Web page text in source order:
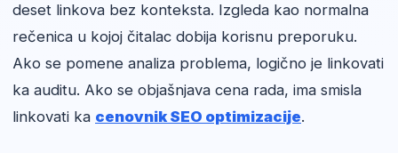
deset linkova bez konteksta. Izgleda kao normalna
rečenica u kojoj čitalac dobija korisnu preporuku.
Ako se pomene analiza problema, logično je linkovati
ka auditu. Ako se objašnjava cena rada, ima smisla
linkovati ka cenovnik SEO optimizacije.